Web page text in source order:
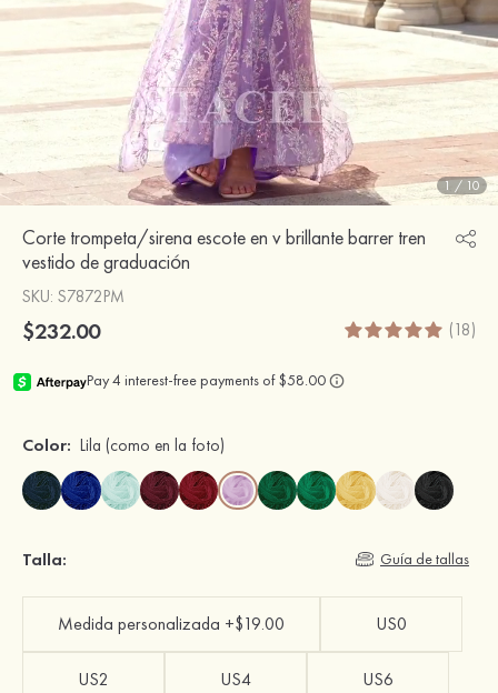
1 / 10
Corte trompeta/sirena escote en v brillante barrer tren
vestido de graduación
SKU: S7872PM
$232.00 (18)
Color: Lila (como en la foto)
Talla: Guía de tallas
Medida personalizada +$19.00 US0
US2 US4 US6